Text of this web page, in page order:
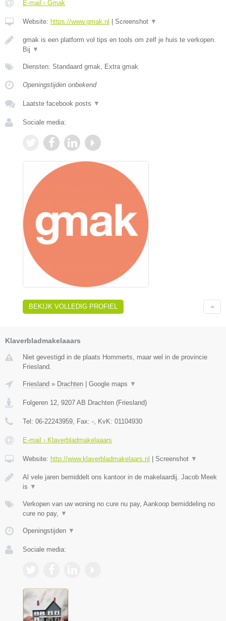
E-mail › Gmak
Website: https://www.gmak.nl Screenshot ▼
gmak is een platform vol tips en tools om zelf je huis te verkopen.
Bij ▼
Diensten: Standaard gmak, Extra gmak
Openingstijden onbekend
Laatste facebook posts ▼
Sociale media:
BEKIJK VOLLEDIG PROFIEL
Klaverbladmakelaaars
Niet gevestigd in de plaats Hommerts, maar wel in de provincie
Friesland.
Friesland » Drachten Google maps ▼
Folgeren 12, 9207 AB Drachten (Friesland)
Tel: 06-22243959, Fax: -, KvK: 01104930
E-mail › Klaverbladmakelaaars
Website: http://www.klaverbladmakelaars.nl Screenshot ▼
Al vele jaren bemiddelt ons kantoor in de makelaardij. Jacob Meek
is ▼
Verkopen van uw woning no cure nu pay, Aankoop bemiddeling no
cure no pay, ▼
Openingstijden ▼
Sociale media: